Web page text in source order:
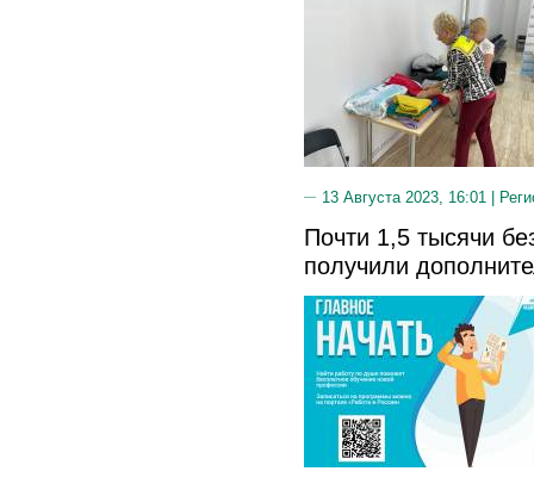
13 Августа 2023, 16:01 |
Почти 1,5 тысячи
получили